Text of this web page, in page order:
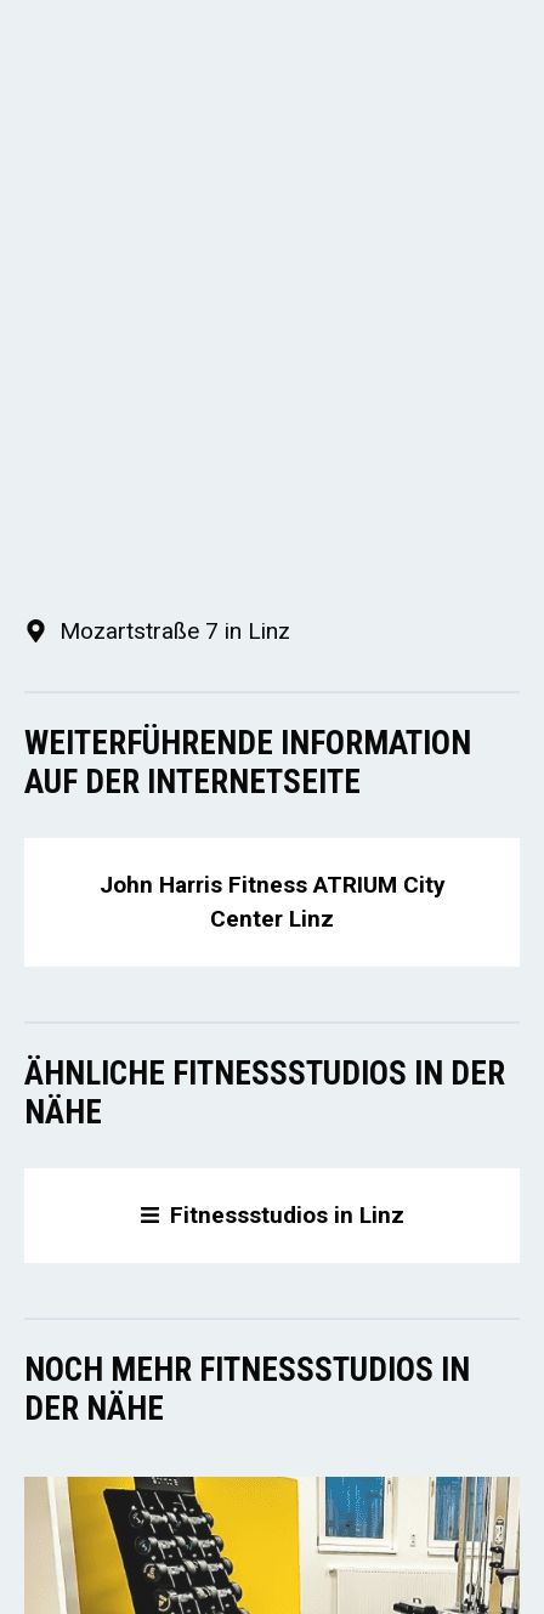
Mozartstraße 7 in Linz
WEITERFÜHRENDE INFORMATION
AUF DER INTERNETSEITE
John Harris Fitness ATRIUM City
Center Linz
ÄHNLICHE FITNESSSTUDIOS IN DER
NÄHE
Fitnessstudios in Linz
NOCH MEHR FITNESSSTUDIOS IN
DER NÄHE